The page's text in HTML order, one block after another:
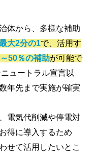
体から、多様な補助
大2分の1で、活用す
50％の補助が可能で
ュートラル宣言以
年先まで実施が確実
電気代削減や停電対
得に導入するため
せて活用したいとこ